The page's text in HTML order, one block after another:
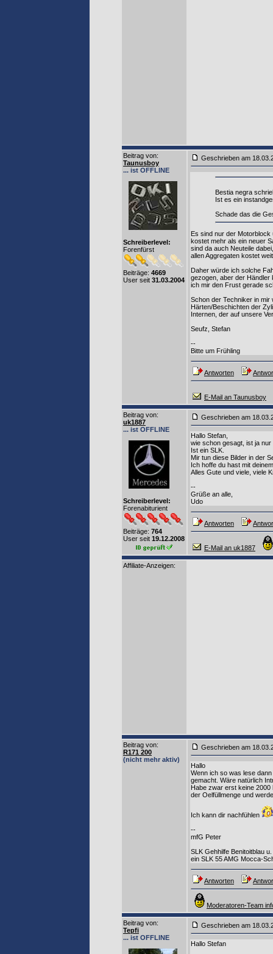
Beitrag von:
Taunusboy
... ist OFFLINE
Schreiberlevel:
Forenfürst
Beiträge: 4669
User seit 31.03.2004
Geschrieben am
Bestia negra
Ist es ein
Schade das die
Es sind nur der Motorblock
kostet mehr als ein neuer
sind da auch Neuteile
allen Aggregaten kostet
Daher würde ich solche
gezogen, aber der Händler
ich mir den Frust gerade
Schon der Techniker in mir
Härten/Beschichten der
Internen, der auf unsere
Seufz, Stefan
--
Bitte um Frühling
Antworten
E-Mail an Taunusboy
Beitrag von:
uk1887
... ist OFFLINE
Schreiberlevel:
Forenabiturient
Beiträge: 764
User seit 19.12.2008
Geschrieben am
Hallo Stefan,
wie schon gesagt, ist ja nur
Ist ein SLK.
Mir tun diese Bilder in der
Ich hoffe du hast mit
Alles Gute und viele, viele
--
Grüße an alle,
Udo
Antworten
E-Mail an uk1887
Affiliate-Anzeigen:
Beitrag von:
R171 200
(nicht mehr aktiv)
Geschrieben am
Hallo
Wenn ich so was lese
gemacht. Wäre natürlich
Habe zwar erst keine 2000
der Oelfüllmenge und
Ich kann dir nachfühlen
--
mfG Peter
SLK Gehhilfe Benitoitblau
ein SLK 55 AMG Mocca-
Antworten
Moderatoren-Team
Beitrag von:
Tepfi
... ist OFFLINE
Geschrieben am
Hallo Stefan